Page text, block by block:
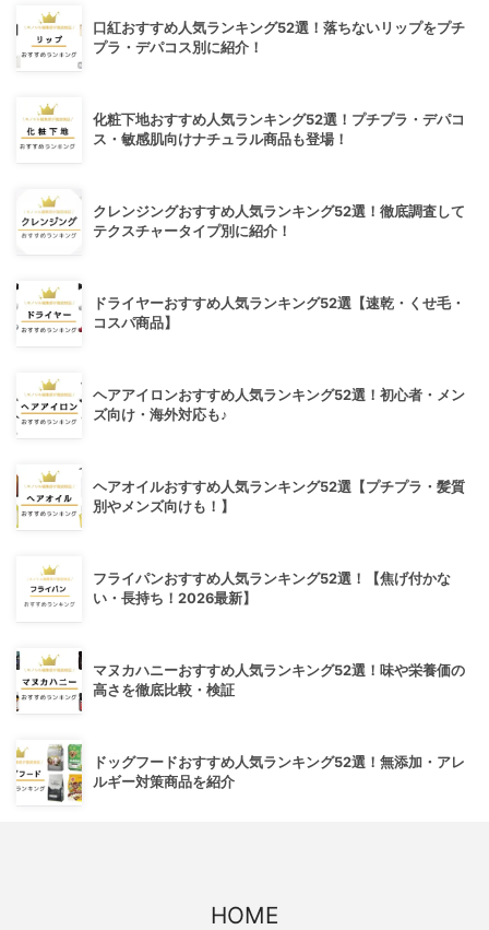
口紅おすすめ人気ランキング52選！落ちないリップをプチ
プラ・デパコス別に紹介！
化粧下地おすすめ人気ランキング52選！プチプラ・デパコ
ス・敏感肌向けナチュラル商品も登場！
クレンジングおすすめ人気ランキング52選！徹底調査して
テクスチャータイプ別に紹介！
ドライヤーおすすめ人気ランキング52選【速乾・くせ毛・
コスパ商品】
ヘアアイロンおすすめ人気ランキング52選！初心者・メン
ズ向け・海外対応も♪
ヘアオイルおすすめ人気ランキング52選【プチプラ・髪質
別やメンズ向けも！】
フライパンおすすめ人気ランキング52選！【焦げ付かな
い・長持ち！2026最新】
マヌカハニーおすすめ人気ランキング52選！味や栄養価の
高さを徹底比較・検証
ドッグフードおすすめ人気ランキング52選！無添加・アレ
ルギー対策商品を紹介
HOME